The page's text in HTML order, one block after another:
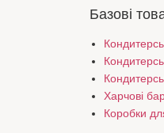
Базові
Харчові
Коробки